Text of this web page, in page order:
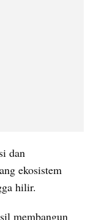
dan
ekosistem
hilir.
membangun